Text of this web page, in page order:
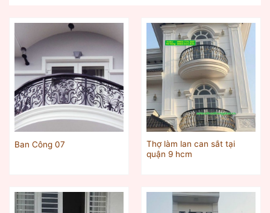
Ban Công 07
Thợ làm lan can sắt tại
quận 9 hcm